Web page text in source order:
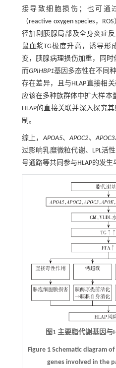
接导致细胞损伤；也可通
（reactive oxygen species，
径加剧胰腺局部及全身炎症
鼠血浆TG极度升高，诱导形
变，胰腺病理损伤加重，同
而GPIHBP1基因多态性在不同
存在差异，且与HLAP直接相
应该在多种族群体中扩大样本
HLAP的直接关联并深入探究
制。
综上，APOA5、APOC2、APOC3
过影响乳糜微粒代谢、LPL活
号通路等共同参与HLAP的发生
图1 主要脂代谢基因与
Figure 1 Schematic diagram
genes involved in the